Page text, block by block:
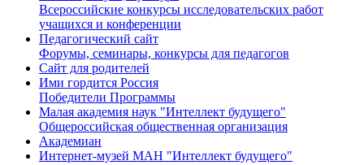
Всероссийские конкурсы исследовательских работ
учащихся и конференции
Педагогический сайт
Форумы, семинары, конкурсы для педагогов
Сайт для родителей
Ими гордится Россия
Победители Программы
Малая академия наук "Интеллект будущего"
Общероссийская общественная организация
Академиан
Интернет-музей МАН "Интеллект будущего"